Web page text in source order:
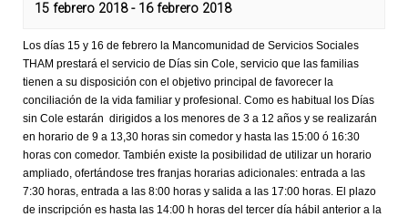
15 febrero 2018- 16 febrero 2018
Los días 15 y 16 de febrero la Mancomunidad de Servicios Sociales
THAM prestará el servicio de Días sin Cole, servicio que las familias
tienen a su disposición con el objetivo principal de favorecer la
conciliación de la vida familiar y profesional. Como es habitual los Días
sin Cole estarán dirigidos a los menores de 3 a 12 años y se realizarán
en horario de 9 a 13,30 horas sin comedor y hasta las 15:00 ó 16:30
horas con comedor. También existe la posibilidad de utilizar un horario
ampliado, ofertándose tres franjas horarias adicionales: entrada a las
7:30 horas, entrada a las 8:00 horas y salida a las 17:00 horas. El plazo
de inscripción es hasta las 14:00 h horas del tercer día hábil anterior a la